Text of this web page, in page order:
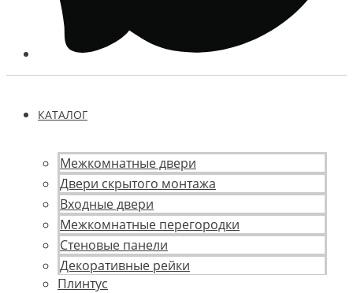
КАТАЛОГ
Межкомнатные двери
Двери скрытого монтажа
Входные двери
Межкомнатные перегородки
Стеновые панели
Декоративные рейки
Плинтус